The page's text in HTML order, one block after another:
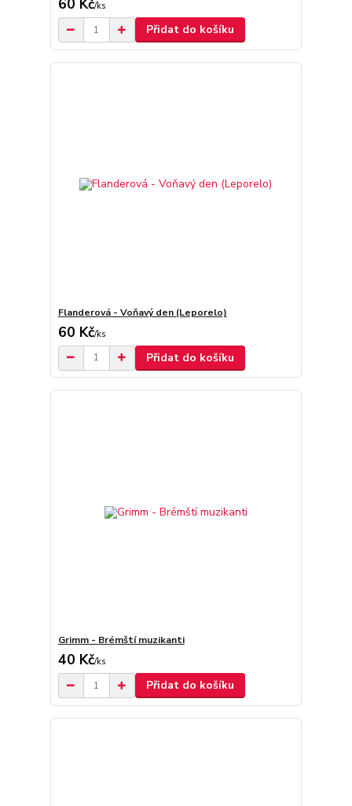
60 Kč/ks
Přidat do košíku
Flanderová - Voňavý den (Leporelo)
60 Kč/ks
Přidat do košíku
Grimm - Brémští muzikanti
40 Kč/ks
Přidat do košíku